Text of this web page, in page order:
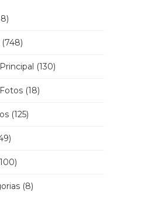
(130)
(18)
(125)
(8)